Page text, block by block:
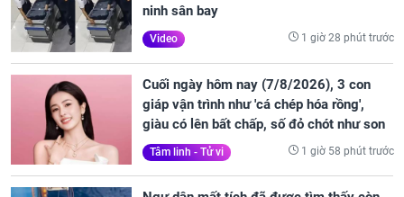
ninh sân bay
Video 1 giờ 28 phút trước
Cuối ngày hôm nay (7/8/2026), 3 con
giáp vận trình như 'cá chép hóa rồng',
giàu có lên bất chấp, số đỏ chót như son
Tâm linh - Tử vi 1 giờ 58 phút trước